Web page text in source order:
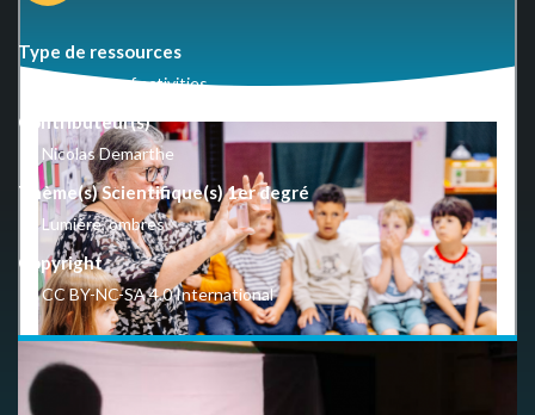
Type de ressources
Sequence of activities
Contributeur(s)
Nicolas Demarthe
Thème(s) Scientifique(s) 1er degré
Lumière, ombres
Copyright
CC BY-NC-SA 4.0 International